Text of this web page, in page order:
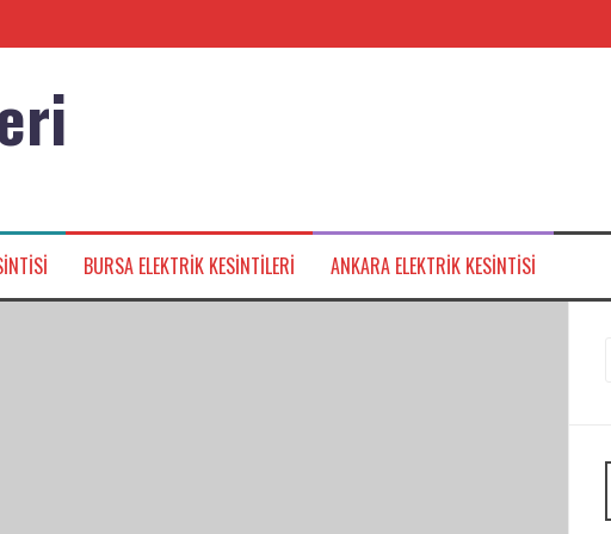
BURSA ELEKTRIK KESINTILERI ANKARA ELEKTRIK KESINTISI